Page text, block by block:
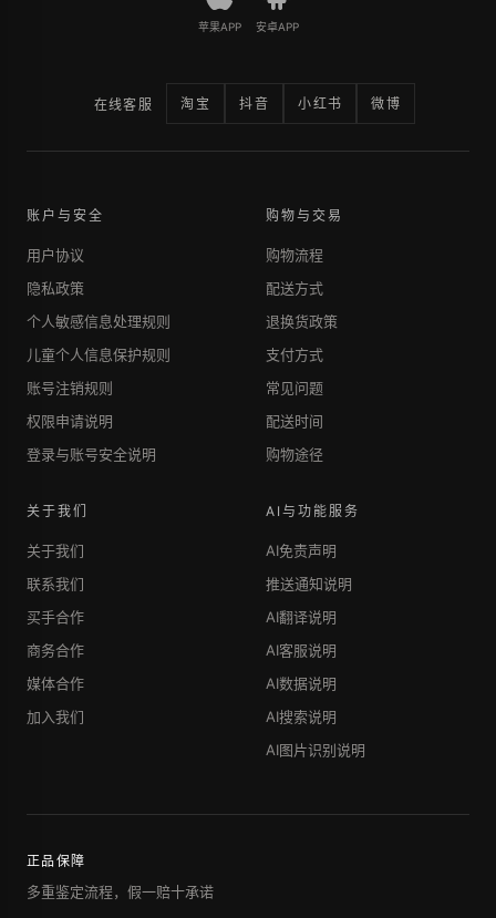
苹果APP 安卓APP
在线客服 淘宝 抖音 小红书 微博
账户与安全
用户协议
隐私政策
个人敏感信息处理规则
儿童个人信息保护规则
账号注销规则
权限申请说明
登录与账号安全说明
购物与交易
购物流程
配送方式
退换货政策
支付方式
常见问题
配送时间
购物途径
关于我们
关于我们
联系我们
买手合作
商务合作
媒体合作
加入我们
AI与功能服务
AI免责声明
推送通知说明
AI翻译说明
AI客服说明
AI数据说明
AI搜索说明
AI图片识别说明
正品保障
多重鉴定流程，假一赔十承诺